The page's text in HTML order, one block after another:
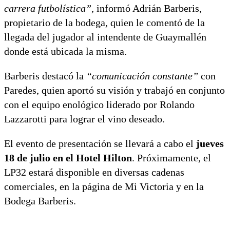
carrera futbolística”, informó Adrián Barberis,
propietario de la bodega, quien le comentó de la
llegada del jugador al intendente de Guaymallén
donde está ubicada la misma.
Barberis destacó la “comunicación constante” con
Paredes, quien aportó su visión y trabajó en conjunto
con el equipo enológico liderado por Rolando
Lazzarotti para lograr el vino deseado.
El evento de presentación se llevará a cabo el jueves
18 de julio en el Hotel Hilton. Próximamente, el
LP32 estará disponible en diversas cadenas
comerciales, en la página de Mi Victoria y en la
Bodega Barberis.